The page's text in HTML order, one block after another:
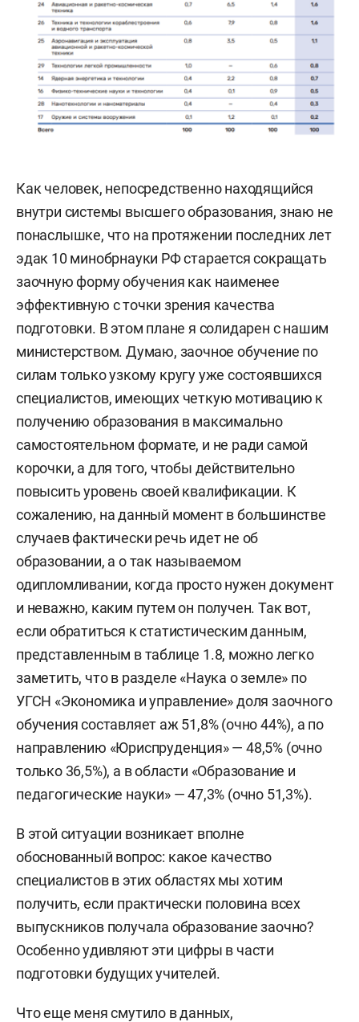
Как человек, непосредственно находящийся
внутри системы высшего образования, знаю не
понаслышке, что на протяжении последних лет
эдак 10 минобрнауки РФ старается сокращать
заочную форму обучения как наименее
эффективную с точки зрения качества
подготовки. В этом плане я солидарен с нашим
министерством. Думаю, заочное обучение по
силам только узкому кругу уже состоявшихся
специалистов, имеющих четкую мотивацию к
получению образования в максимально
самостоятельном формате, и не ради самой
корочки, а для того, чтобы действительно
повысить уровень своей квалификации. К
сожалению, на данный момент в большинстве
случаев фактически речь идет не об
образовании, а о так называемом
одипломливании, когда просто нужен документ
и неважно, каким путем он получен. Так вот,
если обратиться к статистическим данным,
представленным в таблице 1.8, можно легко
заметить, что в разделе «Наука о земле» по
УГСН «Экономика и управление» доля заочного
обучения составляет аж 51,8% (очно 44%), а по
направлению «Юриспруденция» — 48,5% (очно
только 36,5%), а в области «Образование и
педагогические науки» — 47,3% (очно 51,3%).
В этой ситуации возникает вполне
обоснованный вопрос: какое качество
специалистов в этих областях мы хотим
получить, если практически половина всех
выпускников получала образование заочно?
Особенно удивляют эти цифры в части
подготовки будущих учителей.
Что еще меня смутило в данных,